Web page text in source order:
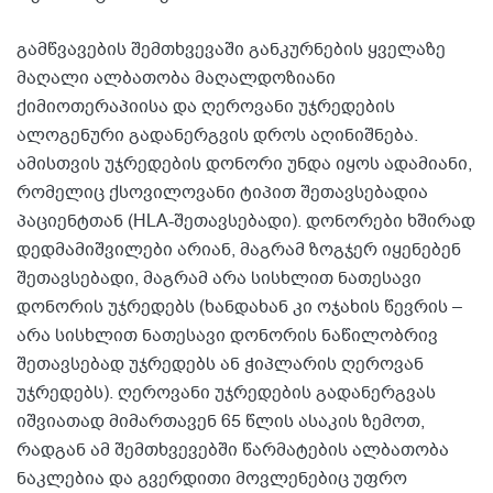
გამწვავების შემთხვევაში განკურნების ყველაზე
მაღალი ალბათობა მაღალდოზიანი
ქიმიოთერაპიისა და ღეროვანი უჯრედების
ალოგენური გადანერგვის დროს აღინიშნება.
ამისთვის უჯრედების დონორი უნდა იყოს ადამიანი,
რომელიც ქსოვილოვანი ტიპით შეთავსებადია
პაციენტთან (HLA-შეთავსებადი). დონორები ხშირად
დედმამიშვილები არიან, მაგრამ ზოგჯერ იყენებენ
შეთავსებადი, მაგრამ არა სისხლით ნათესავი
დონორის უჯრედებს (ხანდახან კი ოჯახის წევრის –
არა სისხლით ნათესავი დონორის ნაწილობრივ
შეთავსებად უჯრედებს ან ჭიპლარის ღეროვან
უჯრედებს). ღეროვანი უჯრედების გადანერგვას
იშვიათად მიმართავენ 65 წლის ასაკის ზემოთ,
რადგან ამ შემთხვევებში წარმატების ალბათობა
ნაკლებია და გვერდითი მოვლენებიც უფრო